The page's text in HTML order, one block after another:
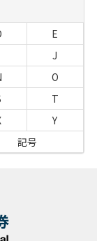
E
J
O
T
Y
記号